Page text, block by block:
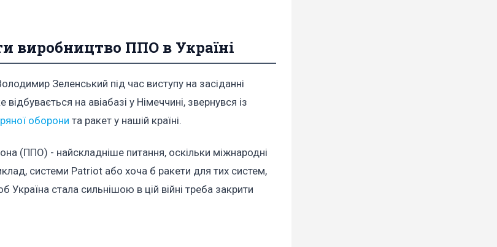
виробництво ППО в Україні
Зеленський під час виступу на засіданні
на авіабазі у Німеччині, звернувся із
оборони та ракет у нашій країні.
(ППО) - найскладніше питання, оскільки міжнародні
системи Patriot або хоча б ракети для тих систем,
стала сильнішою в цій війні треба закрити